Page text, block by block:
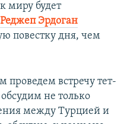
миру будет
Реджеп Эрдоган
повестку дня, чем
встречу тет-
не только
между Турцией и